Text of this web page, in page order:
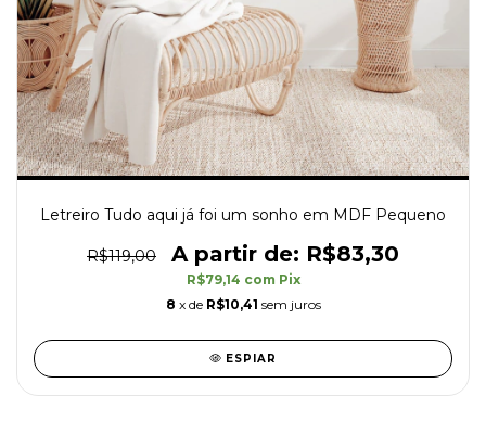
Letreiro Tudo aqui já foi um sonho em MDF Pequeno
R$119,00 R$83,30
R$79,14 com Pix
8 x de R$10,41 sem juros
ESPIAR